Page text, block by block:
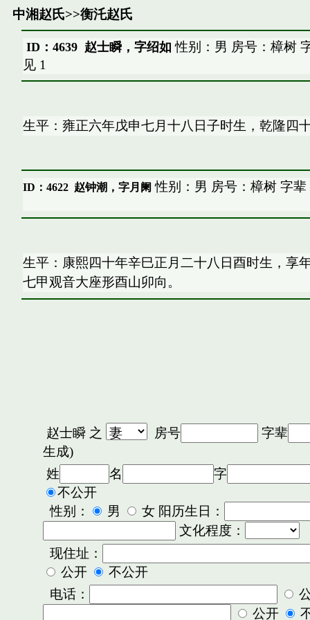
中湘赵氏>>衡汑赵氏
ID：4639 赵士瞬，字绍如 性别：男 房号：樟树
见 1
生平：雍正六年戊申七月十八日子时生，乾隆四
ID：4622 赵钟潮，字月阑性别：男 房号：樟树 字辈
生平：康熙四十年辛巳正月二十八日酉时生，享
七甲观音大座形酉山卯向。
赵士瞬 之 房号
字辈
生成)
姓
名
字
不公开
性别：
男
女 阳历生日：
文化程度：
现住址：
公开
不公开
电话：
公开